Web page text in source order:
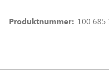
Produktnummer: 100 685